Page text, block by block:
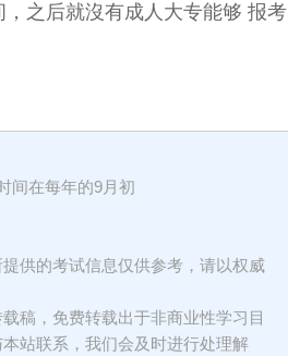
之后就沒有成人大专能够 报考
间在每年的9月初
供的考试信息仅供参考，请以权威
稿，免费转载出于非商业性学习目
站联系，我们会及时进行处理解